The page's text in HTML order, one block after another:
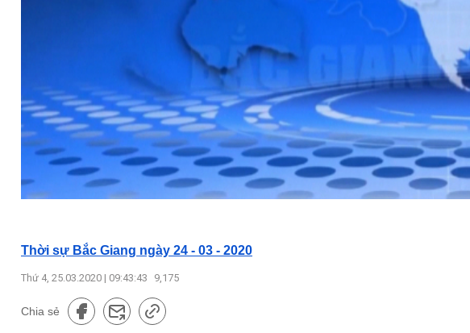
Thời sự Bắc Giang ngày 24 - 03 - 2020
Thứ 4, 25.03.2020 | 09:43:43 9,175
Chia sẻ